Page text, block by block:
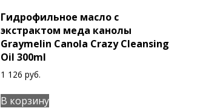
Гидрофильное масло с
экстрактом меда канолы
Graymelin Сanola Crazy Cleansing
Оil 300ml
1 126 руб.
В корзину